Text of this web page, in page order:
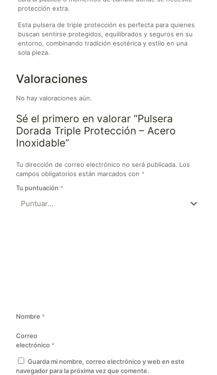
protección extra.
Esta pulsera de triple protección es perfecta para quienes
buscan sentirse protegidos, equilibrados y seguros en su
entorno, combinando tradición esotérica y estilo en una
sola pieza.
Valoraciones
No hay valoraciones aún.
Sé el primero en valorar “Pulsera
Dorada Triple Protección – Acero
Inoxidable”
Tu dirección de correo electrónico no será publicada. Los
campos obligatorios están marcados con *
Tu puntuación *
Nombre *
Correo
electrónico *
Guarda mi nombre, correo electrónico y web en este
navegador para la próxima vez que comente.